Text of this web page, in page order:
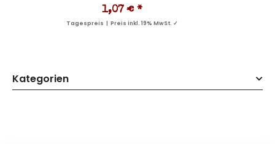
1,07 € *
Tagespreis | Preis inkl. 19% MwSt. ✓
Kategorien